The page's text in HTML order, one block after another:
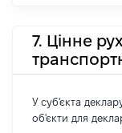
7. Цінне
У суб'єкта
об'єкти для